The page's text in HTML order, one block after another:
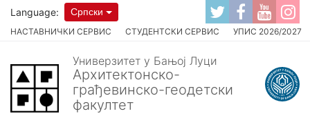
НАСТАВНИЧКИ СЕРВИС СТУДЕНТСКИ СЕРВИС УПИС 2026/2027
Language: Српски
Универзитет у Бањој Луци
Архитектонско-
грађевинско-геодетски
факултет